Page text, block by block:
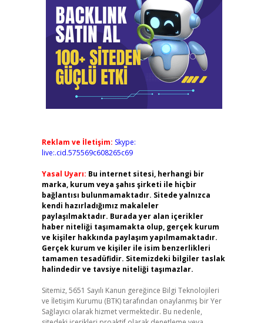
Reklam ve İletişim: Skype:
live:.cid.575569c608265c69
Yasal Uyarı: Bu internet sitesi, herhangi bir
marka, kurum veya şahıs şirketi ile hiçbir
bağlantısı bulunmamaktadır. Sitede yalnızca
kendi hazırladığımız makaleler
paylaşılmaktadır. Burada yer alan içerikler
haber niteliği taşımamakta olup, gerçek kurum
ve kişiler hakkında paylaşım yapılmamaktadır.
Gerçek kurum ve kişiler ile isim benzerlikleri
tamamen tesadüfidir. Sitemizdeki bilgiler taslak
halindedir ve tavsiye niteliği taşımazlar.
Sitemiz, 5651 Sayılı Kanun gereğince Bilgi Teknolojileri
ve İletişim Kurumu (BTK) tarafından onaylanmış bir Yer
Sağlayıcı olarak hizmet vermektedir. Bu nedenle,